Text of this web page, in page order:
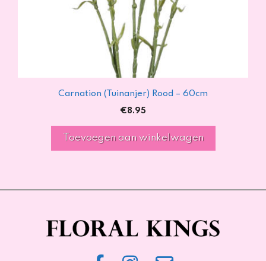
Carnation (Tuinanjer) Rood – 60cm
€8.95
Toevoegen aan winkelwagen